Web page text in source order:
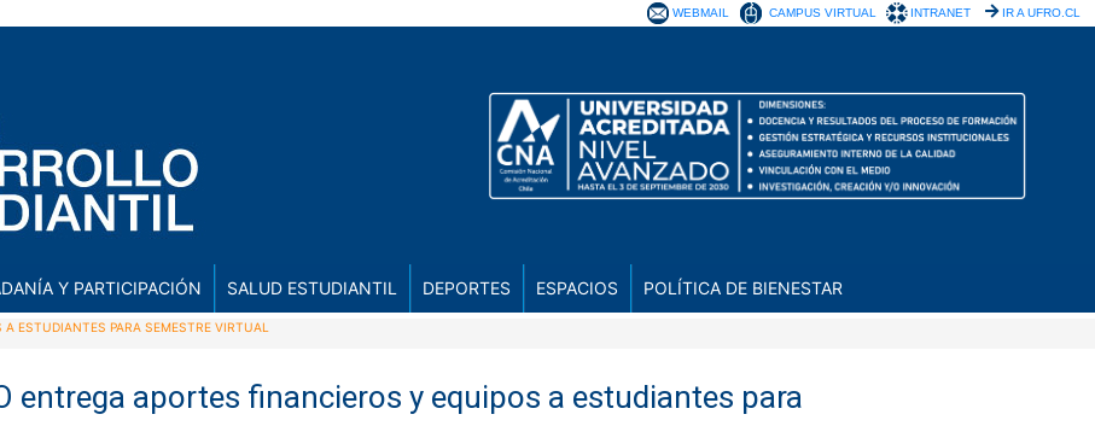
WEBMAIL CAMPUS VIRTUAL INTRANET IR A UFRO.CL
Y PARTICIPACIÓN SALUD ESTUDIANTIL DEPORTES ESPACIOS POLÍTICA DE BIENESTAR
ESTUDIANTES PARA SEMESTRE VIRTUAL
entrega aportes financieros y equipos a estudiantes para